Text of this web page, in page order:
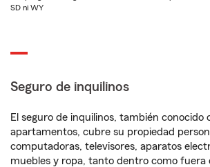
SD ni WY
Seguro de inquilinos
El seguro de inquilinos, también conocido
apartamentos, cubre su propiedad
computadoras, televisores, aparatos
muebles y ropa, tanto dentro como fuera